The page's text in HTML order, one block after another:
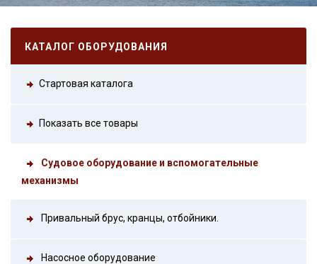
КАТАЛОГ ОБОРУДОВАНИЯ
Стартовая каталога
Показать все товары
Судовое оборудование и вспомогательные
механизмы
Привальный брус, кранцы, отбойники.
Насосное оборудование